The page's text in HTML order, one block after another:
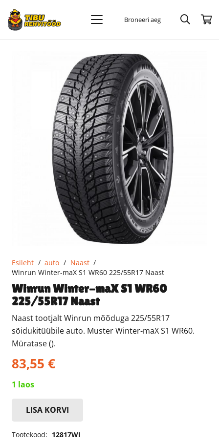
Broneeri aeg
Esileht / auto / Naast /
Winrun Winter-maX S1 WR60 225/55R17 Naast
Winrun Winter-maX S1 WR60
225/55R17 Naast
Naast tootjalt Winrun mõõduga 225/55R17
sõidukitüübile auto. Muster Winter-maX S1 WR60.
Müratase ().
83,55 €
1 laos
Winrun
LISA KORVI
Tootekood: 12817WI